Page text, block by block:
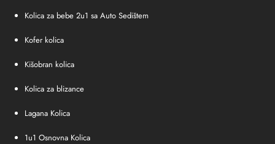
Kolica za bebe 2u1 sa Auto Sedištem
Kofer kolica
Kišobran kolica
Kolica za blizance
Lagana Kolica
1u1 Osnovna Kolica